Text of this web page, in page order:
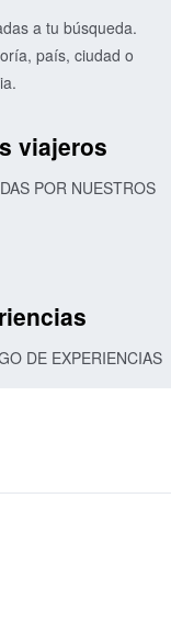
a tu búsqueda.
país, ciudad o
viajeros
POR NUESTROS
DE EXPERIENCIAS